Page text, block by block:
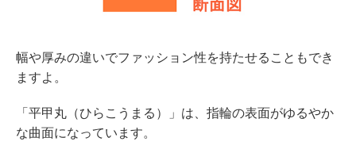
幅や厚みの違いでファッション性を持たせることもでき
ますよ。
「平甲丸（ひらこうまる）」は、指輪の表面がゆるやか
な曲面になっています。